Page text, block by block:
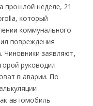
прошлой неделе, 21
который
коммунального
повреждения
Чиновники заявляют,
руководил
в аварии. По
автомобиль